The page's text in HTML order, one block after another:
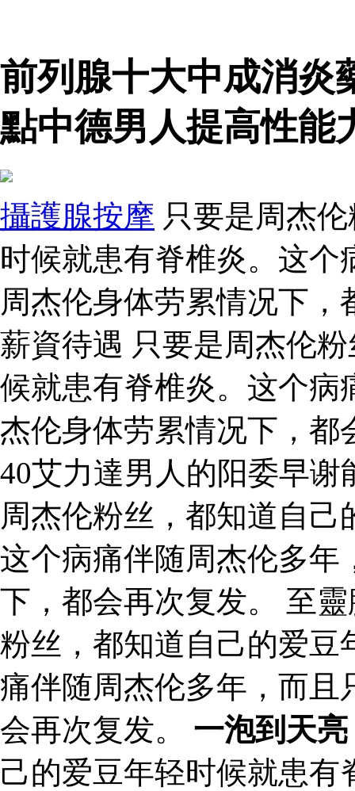
前列腺十大中成消炎
點中德男人提高性能
攝護腺按摩 只要是周杰
时候就患有脊椎炎。这
周杰伦身体劳累情况下
薪資待遇 只要是周杰伦
候就患有脊椎炎。这个病
杰伦身体劳累情况下，都
40艾力達男人的阳委早
周杰伦粉丝，都知道自
这个病痛伴随周杰伦多年
下，都会再次复发。 至
粉丝，都知道自己的爱豆
痛伴随周杰伦多年，而且
会再次复发。 一泡到天亮
己的爱豆年轻时候就患